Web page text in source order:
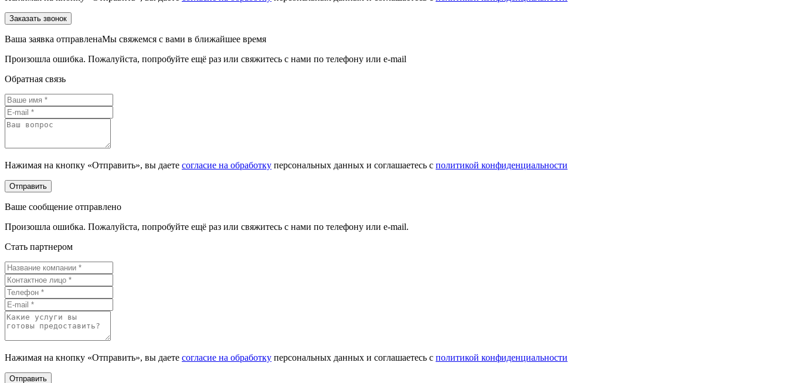
Заказать звонок
Ваша заявка отправленаМы свяжемся с вами в ближайшее время
Произошла ошибка. Пожалуйста, попробуйте ещё раз или свяжитесь с нами по телефону или e-mail
Обратная связь
Нажимая на кнопку «Отправить», вы даете согласие на обработку персональных данных и соглашаетесь c политикой конфиденциальности
Отправить
Ваше сообщение отправлено
Произошла ошибка. Пожалуйста, попробуйте ещё раз или свяжитесь с нами по телефону или e-mail.
Стать партнером
Нажимая на кнопку «Отправить», вы даете согласие на обработку персональных данных и соглашаетесь c политикой конфиденциальности
Отправить